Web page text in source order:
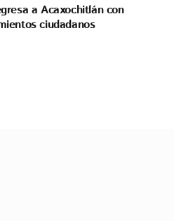
a Acaxochitlán con
ciudadanos